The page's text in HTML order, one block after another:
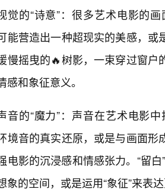
觉的“诗意”：很多艺术电影的
能营造出一种超现实的美感，
慢摇曳的🔥树影，一束穿过窗
感和象征意义。
音的“魔力”：声音在艺术电影
境音的真实还原，或是与画面
电影的沉浸感和情感张力。“留
象的空间，或是运用“象征”来表